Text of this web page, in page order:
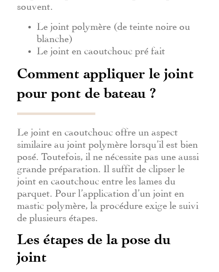
souvent.
Le joint polymère (de teinte noire ou
blanche)
Le joint en caoutchouc pré fait
Comment appliquer le joint
pour pont de bateau ?
Le joint en caoutchouc offre un aspect
similaire au joint polymère lorsqu’il est bien
posé. Toutefois, il ne nécessite pas une aussi
grande préparation. Il suffit de clipser le
joint en caoutchouc entre les lames du
parquet. Pour l’application d’un joint en
mastic polymère, la procédure exige le suivi
de plusieurs étapes.
Les étapes de la pose du
joint